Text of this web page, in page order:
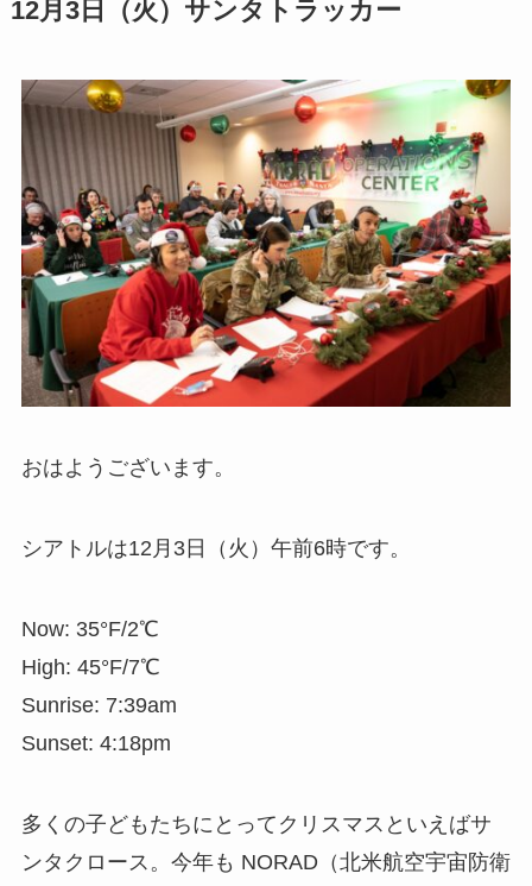
12月3日（火）サンタトラッカー
おはようございます。
シアトルは12月3日（火）午前6時です。
Now: 35°F/2℃
High: 45°F/7℃
Sunrise: 7:39am
Sunset: 4:18pm
多くの子どもたちにとってクリスマスといえばサ
ンタクロース。今年も NORAD（北米航空宇宙防衛